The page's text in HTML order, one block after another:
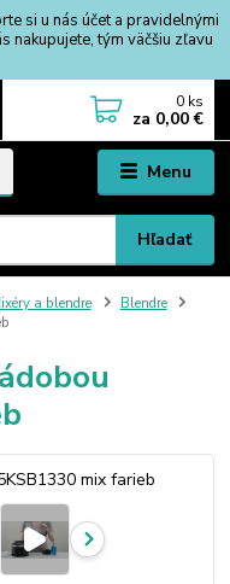
si u nás účet a pravidelnými
nakupujete, tým väčšiu zľavu
Menu
Hľadať
0 ks
za 0,00 €
a blendre
Blendre